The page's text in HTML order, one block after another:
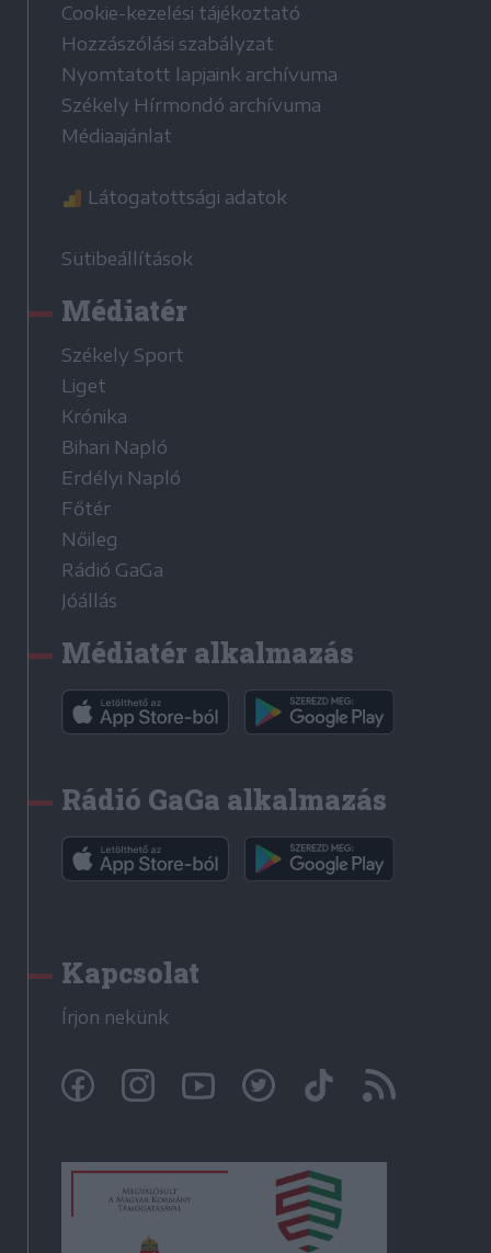
Cookie-kezelési tájékoztató
Hozzászólási szabályzat
Nyomtatott lapjaink archívuma
Székely Hírmondó archívuma
Médiaajánlat
Látogatottsági adatok
Sütibeállítások
Médiatér
Székely Sport
Liget
Krónika
Bihari Napló
Erdélyi Napló
Főtér
Nőileg
Rádió GaGa
Jóállás
Médiatér alkalmazás
Rádió GaGa alkalmazás
Kapcsolat
Írjon nekünk